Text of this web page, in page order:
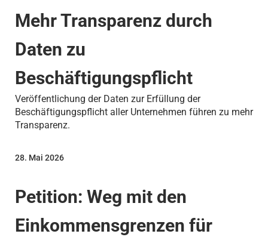
Mehr Transparenz durch
Daten zu
Beschäftigungspflicht
Veröffentlichung der Daten zur Erfüllung der
Beschäftigungspflicht aller Unternehmen führen zu mehr
Transparenz.
Petition: Weg mit den
Einkommensgrenzen für
28. Mai 2026